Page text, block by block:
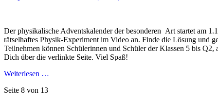
Der physikalische Adventskalender der besonderen Art startet am
rätselhaftes Physik-Experiment im Video an. Finde die Lösung und
Teilnehmen können Schülerinnen und Schüler der Klassen 5 bis Q2,
Dich über die verlinkte Seite. Viel Spaß!
Weiterlesen …
Seite 8 von 13